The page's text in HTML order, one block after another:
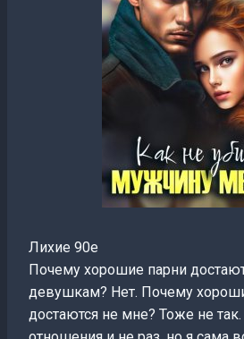
Лихие 90е
Почему хорошие парни
девушкам? Нет. Почему
достаются не мне? Тоже не